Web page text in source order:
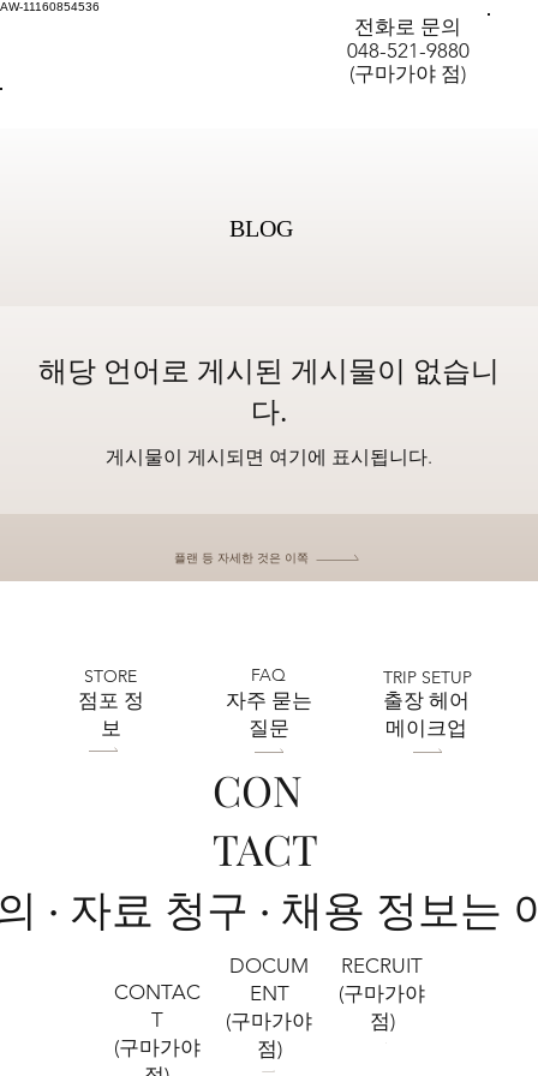
AW-11160854536
전화로 문의
048-521-9880
(구마가야 점)
BLOG
BLOG
해당 언어로 게시된 게시물이 없습니
다.
게시물이 게시되면 여기에 표시됩니다.
플랜 등 자세한 것은 이쪽
CON
TACT
· 자료 청구 · 채용 정보는
CONTAC
T
(구마가야
DOCUM
ENT
(구마가야
점)
RECRUIT
(구마가야
점)
STORE
​점포 정
보
FAQ
자주 묻는
질문
TRIP SETUP
출장 헤어
메이크업